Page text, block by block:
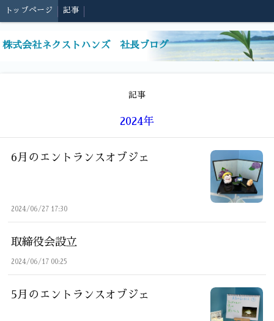
トップページ 記事
株式会社ネクストハンズ 社長ブログ
記事
2024年
6月のエントランスオブジェ
2024/06/27 17:30
取締役会設立
2024/06/17 00:25
5月のエントランスオブジェ